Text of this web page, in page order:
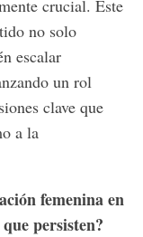
crucial. Este
no solo
escalar
un rol
clave que
a la
femenina en
persisten?